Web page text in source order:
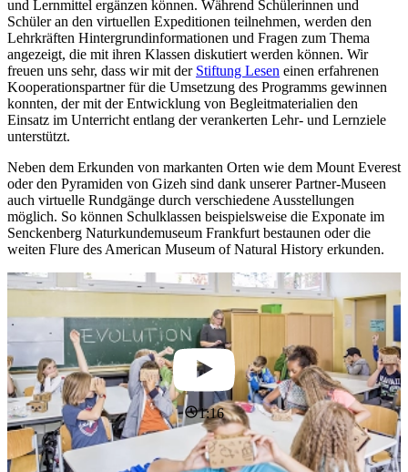
und Lernmittel ergänzen können. Während Schülerinnen und
Schüler an den virtuellen Expeditionen teilnehmen, werden den
Lehrkräften Hintergrundinformationen und Fragen zum Thema
angezeigt, die mit ihren Klassen diskutiert werden können. Wir
freuen uns sehr, dass wir mit der Stiftung Lesen einen erfahrenen
Kooperationspartner für die Umsetzung des Programms gewinnen
konnten, der mit der Entwicklung von Begleitmaterialien den
Einsatz im Unterricht entlang der verankerten Lehr- und Lernziele
unterstützt.
Neben dem Erkunden von markanten Orten wie dem Mount Everest
oder den Pyramiden von Gizeh sind dank unserer Partner-Museen
auch virtuelle Rundgänge durch verschiedene Ausstellungen
möglich. So können Schulklassen beispielsweise die Exponate im
Senckenberg Naturkundemuseum Frankfurt bestaunen oder die
weiten Flure des American Museum of Natural History erkunden.
1:16